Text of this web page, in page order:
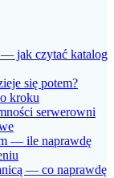
jak czytać katalog
się potem?
kroku
serwerowni
— ile naprawdę
— co naprawdę